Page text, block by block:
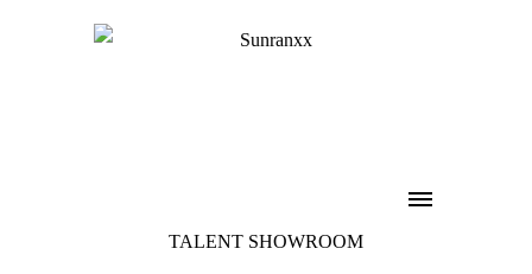
TALENT SHOWROOM